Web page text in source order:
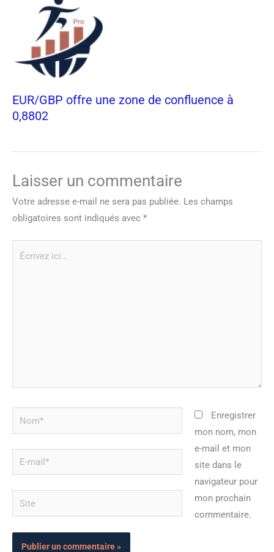
EUR/GBP offre une zone de confluence à
0,8802
Laisser un commentaire
Votre adresse e-mail ne sera pas publiée. Les champs
obligatoires sont indiqués avec *
Nom*
mail*
Site
Enregistrer
mon nom, mon
e-mail et mon
site dans le
navigateur pour
mon prochain
commentaire.